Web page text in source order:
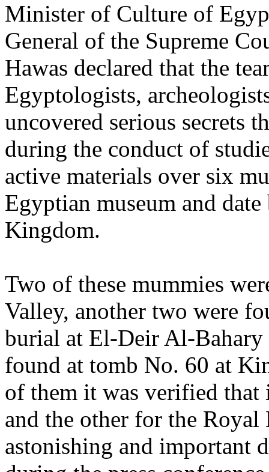
Minister of Culture of
General of the Supreme
Hawas declared that the
Egyptologists,
uncovered serious secrets
during the conduct of
active materials over six
Egyptian museum and
Kingdom.
Two of these mummies
Valley, another two were
burial at El-Deir Al-
found at tomb No. 60 at
of them it was verified that
and the other for the
astonishing and important